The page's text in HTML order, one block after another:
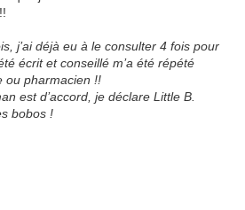
j’ai déjà eu à le consulter 4 fois pour
écrit et conseillé m’a été répété
ou pharmacien !!
est d’accord, je déclare Little B.
bobos !